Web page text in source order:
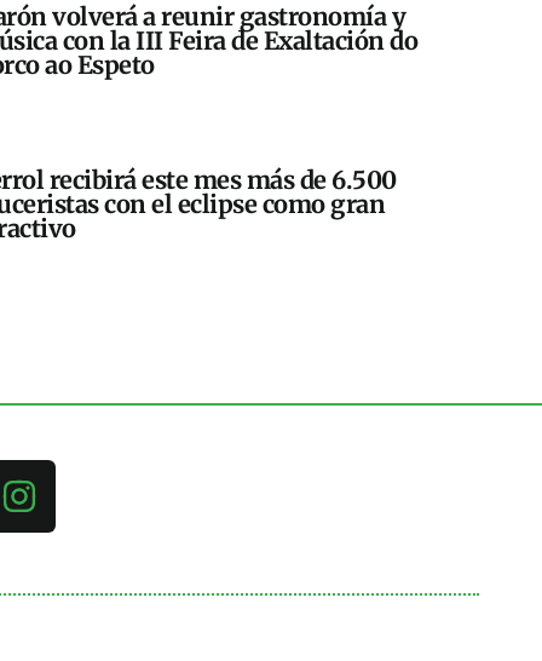
volverá a reunir gastronomía y
con la III Feira de Exaltación do
ao Espeto
recibirá este mes más de 6.500
con el eclipse como gran